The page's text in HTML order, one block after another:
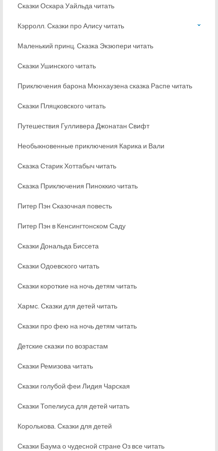
Сказки Оскара Уайльда читать
Кэрролл. Сказки про Алису читать
Маленький принц. Сказка Экзюпери читать
Сказки Ушинского читать
Приключения барона Мюнхаузена сказка Распе читать
Сказки Пляцковского читать
Путешествия Гулливера Джонатан Свифт
Необыкновенные приключения Карика и Вали
Сказка Старик Хоттабыч читать
Сказка Приключения Пиноккио читать
Питер Пэн Сказочная повесть
Питер Пэн в Кенсингтонском Саду
Сказки Дональда Биссета
Сказки Одоевского читать
Сказки короткие на ночь детям читать
Хармс. Сказки для детей читать
Сказки про фею на ночь детям читать
Детские сказки по возрастам
Сказки Ремизова читать
Сказки голубой феи Лидия Чарская
Сказки Топелиуса для детей читать
Королькова. Сказки для детей
Сказки Баума о чудесной стране Оз все читать